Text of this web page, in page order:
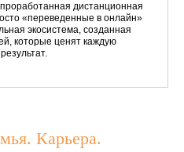
дистанционная
«переведенные в онлайн»
экосистема, созданная
которые ценят каждую
Карьера.